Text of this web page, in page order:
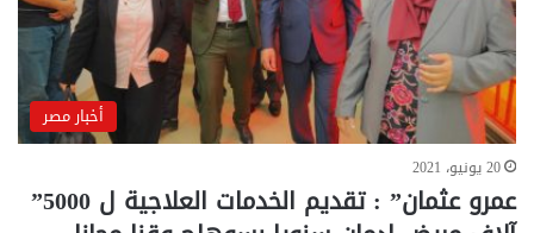
أخبار مصر
20 يونيو، 2021
‪”عمرو عثمان” : تقديم الخدمات العلاجية ل 5000